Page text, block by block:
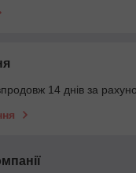
14 днів за